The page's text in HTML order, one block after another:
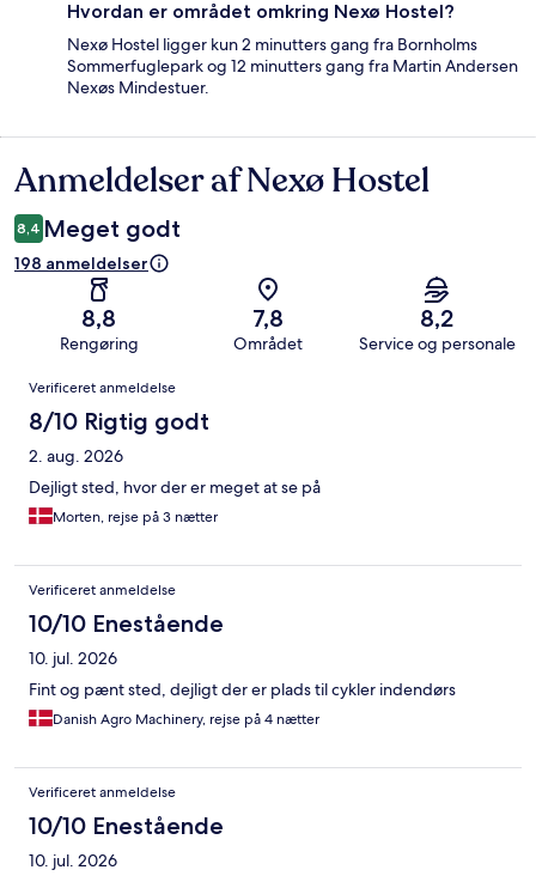
Hvordan er området omkring Nexø Hostel?
Nexø Hostel ligger kun 2 minutters gang fra Bornholms
Sommerfuglepark og 12 minutters gang fra Martin Andersen
Nexøs Mindestuer.
Anmeldelser
Anmeldelser af Nexø Hostel
8,4 Meget godt
198 anmeldelser
8,8
Rengøring
7,8
Området
8,2
Service og personale
Anmeldelser
Verificeret anmeldelse
8/10 Rigtig godt
2. aug. 2026
Dejligt sted, hvor der er meget at se på
Morten, rejse på 3 nætter
Verificeret anmeldelse
10/10 Enestående
10. jul. 2026
Fint og pænt sted, dejligt der er plads til cykler indendørs
Danish Agro Machinery, rejse på 4 nætter
Verificeret anmeldelse
10/10 Enestående
10. jul. 2026